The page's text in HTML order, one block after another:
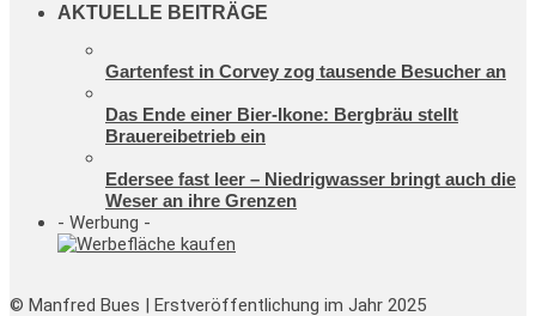
AKTUELLE BEITRÄGE
Gartenfest in Corvey zog tausende Besucher an
Das Ende einer Bier-Ikone: Bergbräu stellt
Brauereibetrieb ein
Edersee fast leer – Niedrigwasser bringt auch die
Weser an ihre Grenzen
- Werbung -
© Manfred Bues | Erstveröffentlichung im Jahr 2025